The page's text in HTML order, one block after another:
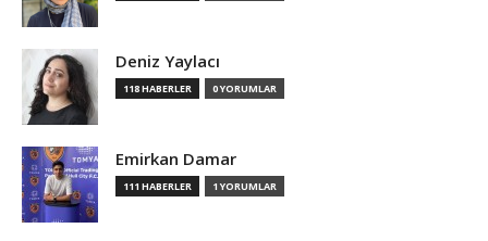
Deniz Yaylacı
118 HABERLER 0 YORUMLAR
Emirkan Damar
111 HABERLER 1 YORUMLAR